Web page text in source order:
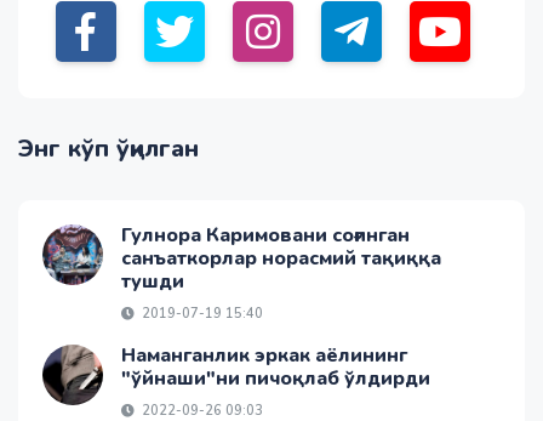
Энг кўп ўқилган
Гулнора Каримовани соғинган
санъаткорлар норасмий тақиққа
тушди
2019-07-19 15:40
Наманганлик эркак аёлининг
"ўйнаши"ни пичоқлаб ўлдирди
2022-09-26 09:03